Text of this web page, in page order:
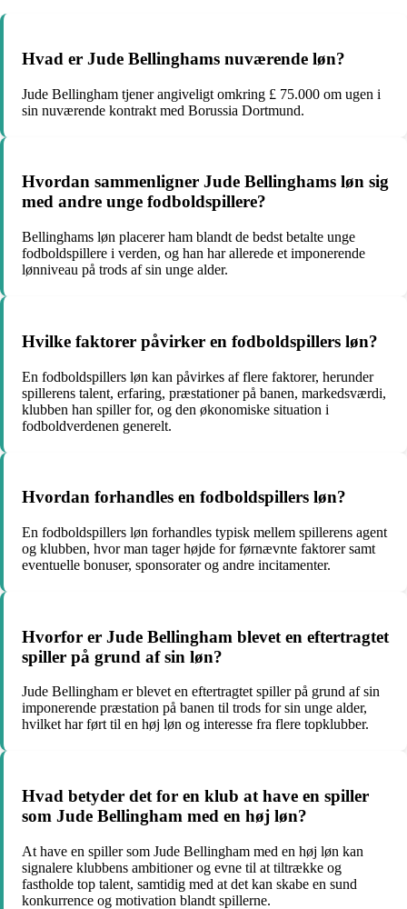
Hvad er Jude Bellinghams nuværende løn?
Jude Bellingham tjener angiveligt omkring £ 75.000 om ugen i
sin nuværende kontrakt med Borussia Dortmund.
Hvordan sammenligner Jude Bellinghams løn sig
med andre unge fodboldspillere?
Bellinghams løn placerer ham blandt de bedst betalte unge
fodboldspillere i verden, og han har allerede et imponerende
lønniveau på trods af sin unge alder.
Hvilke faktorer påvirker en fodboldspillers løn?
En fodboldspillers løn kan påvirkes af flere faktorer, herunder
spillerens talent, erfaring, præstationer på banen, markedsværdi,
klubben han spiller for, og den økonomiske situation i
fodboldverdenen generelt.
Hvordan forhandles en fodboldspillers løn?
En fodboldspillers løn forhandles typisk mellem spillerens agent
og klubben, hvor man tager højde for førnævnte faktorer samt
eventuelle bonuser, sponsorater og andre incitamenter.
Hvorfor er Jude Bellingham blevet en eftertragtet
spiller på grund af sin løn?
Jude Bellingham er blevet en eftertragtet spiller på grund af sin
imponerende præstation på banen til trods for sin unge alder,
hvilket har ført til en høj løn og interesse fra flere topklubber.
Hvad betyder det for en klub at have en spiller
som Jude Bellingham med en høj løn?
At have en spiller som Jude Bellingham med en høj løn kan
signalere klubbens ambitioner og evne til at tiltrække og
fastholde top talent, samtidig med at det kan skabe en sund
konkurrence og motivation blandt spillerne.